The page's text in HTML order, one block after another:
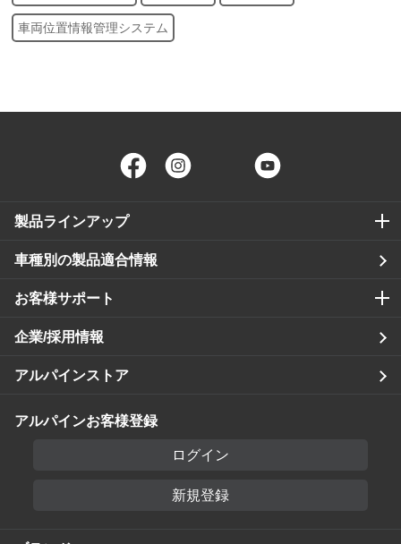
車両位置情報管理システム
Facebook Twitter
製品ラインアップ
車種別の製品適合情報
お客様サポート
企業/採用情報
アルパインストア
アルパインお客様登録
ログイン
新規登録